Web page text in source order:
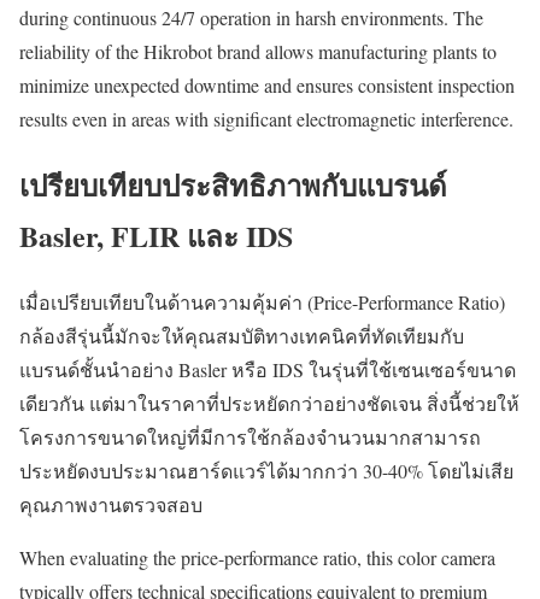
during continuous 24/7 operation in harsh environments. The
reliability of the Hikrobot brand allows manufacturing plants to
minimize unexpected downtime and ensures consistent inspection
results even in areas with significant electromagnetic interference.
เปรียบเทียบประสิทธิภาพกับแบรนด์
Basler, FLIR และ IDS
เมื่อเปรียบเทียบในด้านความคุ้มค่า (Price-Performance Ratio)
กล้องสีรุ่นนี้มักจะให้คุณสมบัติทางเทคนิคที่ทัดเทียมกับ
แบรนด์ชั้นนำอย่าง Basler หรือ IDS ในรุ่นที่ใช้เซนเซอร์ขนาด
เดียวกัน แต่มาในราคาที่ประหยัดกว่าอย่างชัดเจน สิ่งนี้ช่วยให้
โครงการขนาดใหญ่ที่มีการใช้กล้องจำนวนมากสามารถ
ประหยัดงบประมาณฮาร์ดแวร์ได้มากกว่า 30-40% โดยไม่เสีย
คุณภาพงานตรวจสอบ
When evaluating the price-performance ratio, this color camera
typically offers technical specifications equivalent to premium